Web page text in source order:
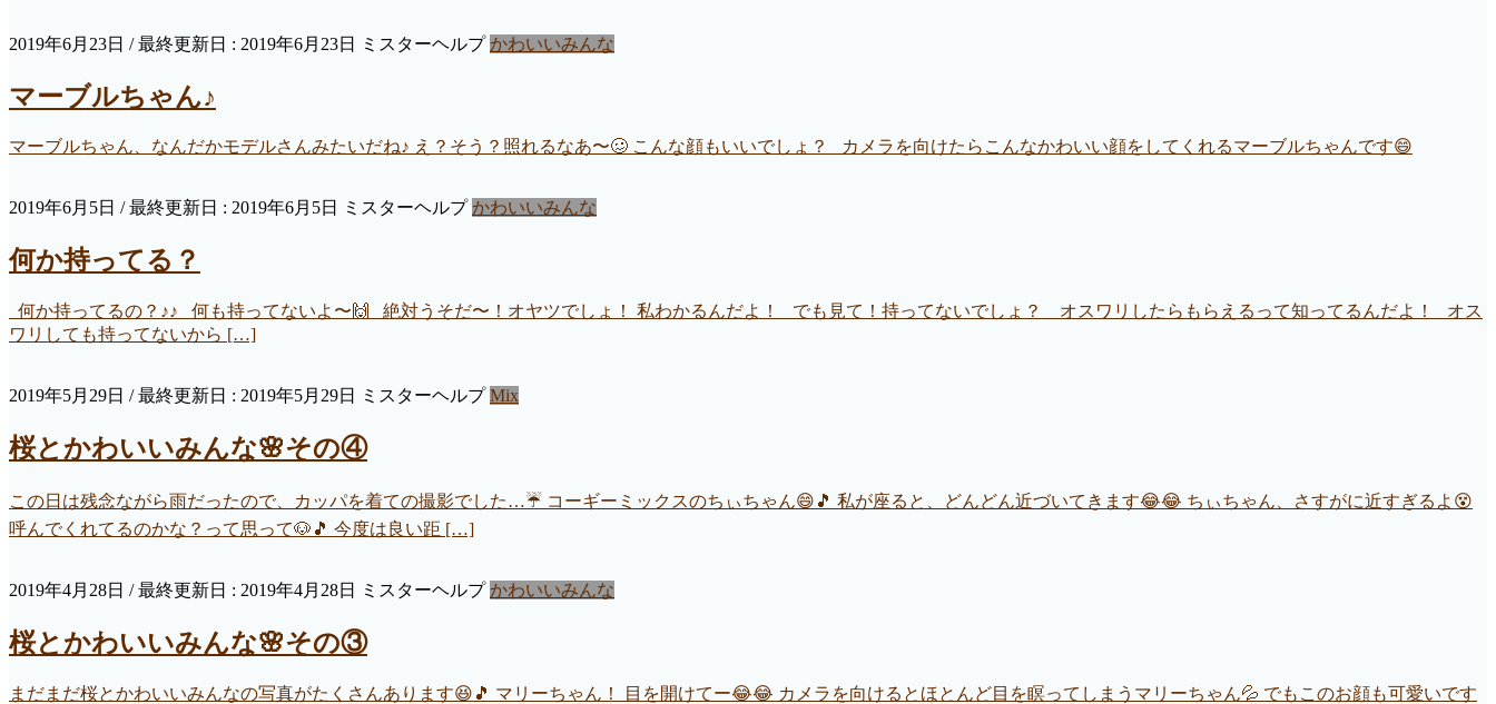
2019年6月23日 / 最終更新日 : 2019年6月23日 ミスターヘルプ かわいいみんな
マーブルちゃん♪
マーブルちゃん、なんだかモデルさんみたいだね♪ え？そう？照れるなあ〜🥴 こんな顔もいいでしょ？ カメラを向けたらこんなかわいい顔をしてくれるマーブルちゃんです😄
2019年6月5日 / 最終更新日 : 2019年6月5日 ミスターヘルプ かわいいみんな
何か持ってる？
何か持ってるの？♪♪ 何も持ってないよ〜🙌 絶対うそだ〜！オヤツでしょ！ 私わかるんだよ！ でも見て！持ってないでしょ？ オスワリしたらもらえるって知ってるんだよ！ オス
ワリしても持ってないから […]
2019年5月29日 / 最終更新日 : 2019年5月29日 ミスターヘルプ Mix
桜とかわいいみんな🌸その④
この日は残念ながら雨だったので、カッパを着ての撮影でした…☔ コーギーミックスのちぃちゃん😄🎵 私が座ると、どんどん近づいてきます😂😂 ちぃちゃん、さすがに近すぎるよ😵
呼んでくれてるのかな？って思って🐶🎵 今度は良い距 […]
2019年4月28日 / 最終更新日 : 2019年4月28日 ミスターヘルプ かわいいみんな
桜とかわいいみんな🌸その③
まだまだ桜とかわいいみんなの写真がたくさんあります😆🎵 マリーちゃん！ 目を開けてー😂😂 カメラを向けるとほとんど目を瞑ってしまうマリーちゃん💦 でもこのお顔も可愛いです